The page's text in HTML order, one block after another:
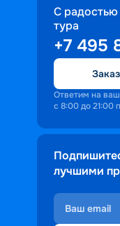
С
тура
+7 495
Ответим на
с 8:00 до 21:00
лучшими